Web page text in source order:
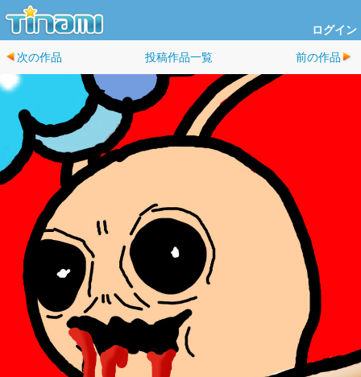
ログイン
次の作品 投稿作品一覧 前の作品